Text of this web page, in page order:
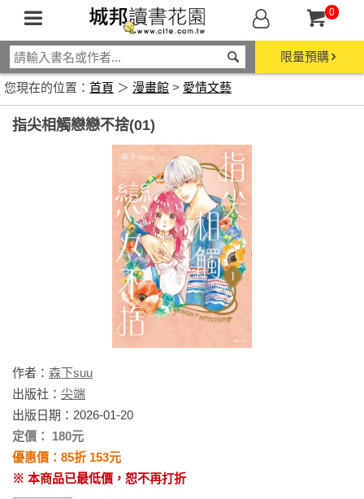
0
限量預購
您現在的位置： 首頁 ＞ 漫畫館 > 愛情文藝
指尖相觸戀戀不捨(01)
作者： 森下suu
出版社： 尖端
出版日期：2026-01-20
定價： 180元
優惠價：85折 153元
※ 本商品已最低價，恕不再打折